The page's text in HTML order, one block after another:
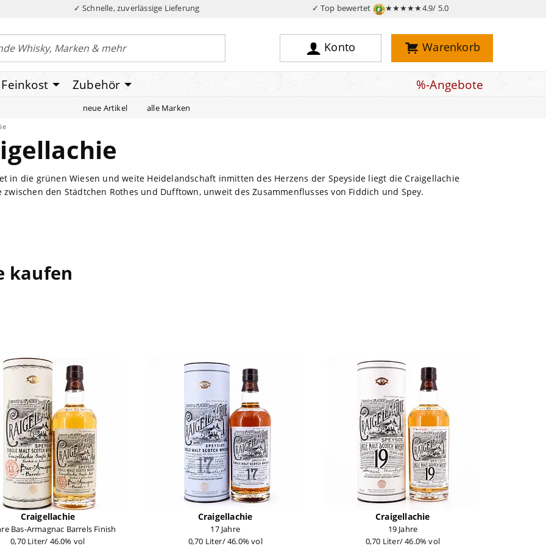
✓ Schnelle, zuverlässige Lieferung ✓ Top bewertet ★★★★★4.9/ 5.0
Konto Warenkorb
Feinkost Zubehör %-Angebote
neue Artikel alle Marken
in die grünen Wiesen und weite Heidelandschaft inmitten des Herzens der Speyside liegt die Craigellachie
zwischen den Städtchen Rothes und Dufftown, unweit des Zusammenflusses von Fiddich und Spey.
kaufen
Craigellachie
Bas-Armagnac Barrels Finish
0,70 Liter/ 46.0% vol
Craigellachie
17 Jahre
0,70 Liter/ 46.0% vol
Craigellachie
19 Jahre
0,70 Liter/ 46.0% vol